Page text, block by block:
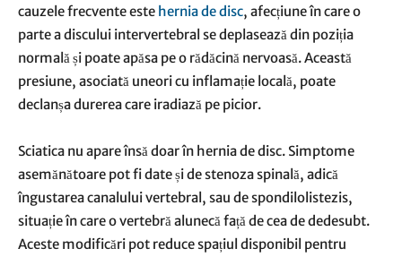
cauzele frecvente este hernia de disc, afecțiune în care o
parte a discului intervertebral se deplasează din poziția
normală și poate apăsa pe o rădăcină nervoasă. Această
presiune, asociată uneori cu inflamație locală, poate
declanșa durerea care iradiază pe picior.
Sciatica nu apare însă doar în hernia de disc. Simptome
asemănătoare pot fi date și de stenoza spinală, adică
îngustarea canalului vertebral, sau de spondilolistezis,
situație în care o vertebră alunecă față de cea de dedesubt.
Aceste modificări pot reduce spațiul disponibil pentru